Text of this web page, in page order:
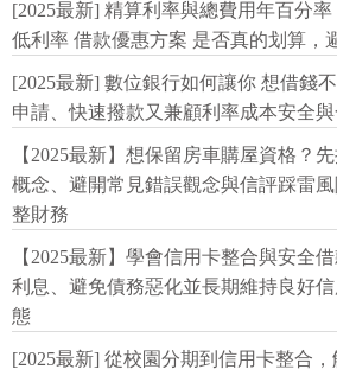
[2025最新] 精算利率與總費用年百分
低利率 借款優惠方案 是否真的划算，
[2025最新] 數位銀行如何讓你 想借錢
申請、快速撥款又兼顧利率成本安全
【2025最新】想保留房車購屋資格？
概念、避開常見錯誤觀念與信評踩雷
整財務
【2025最新】學會信用卡整合與安全
利息、避免債務惡化並長期維持良好
態
[2025最新] 從校園分期到信用卡整合